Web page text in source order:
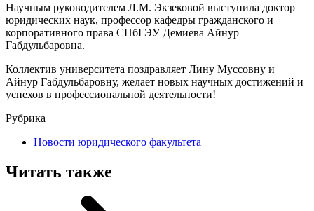
Научным руководителем Л.М. Экзековой выступила доктор
юридических наук, профессор кафедры гражданского и
корпоративного права СПбГЭУ Демиева Айнур
Габдульбаровна.
Коллектив университета поздравляет Лину Муссовну и
Айнур Габдульбаровну, желает новых научных достижений и
успехов в профессиональной деятельности!
Рубрика
Новости юридического факультета
Читать также